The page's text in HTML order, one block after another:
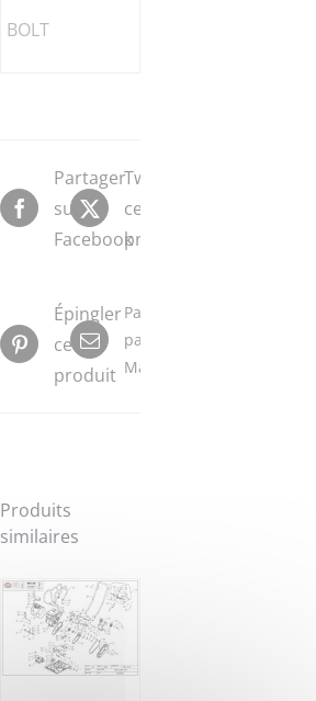
BOLT
Partager
sur
Facebook
Tweeter
ce
produit
Épingler
ce
produit
Partager
par
Mail
Produits
similaires